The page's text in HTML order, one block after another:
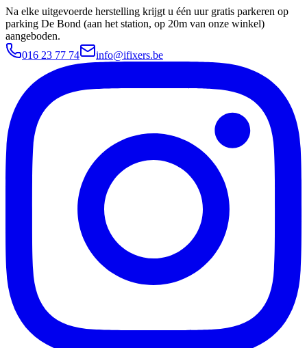
Na elke uitgevoerde herstelling krijgt u één uur gratis parkeren op
parking De Bond (aan het station, op 20m van onze winkel)
aangeboden.
016 23 77 74
info@ifixers.be